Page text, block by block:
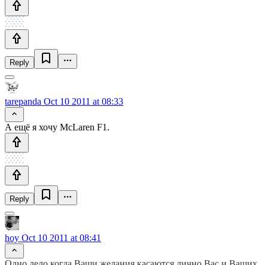
Reply
tarepanda Oct 10 2011 at 08:33
А ещё я хочу McLaren F1.
Reply
hoy Oct 10 2011 at 08:41